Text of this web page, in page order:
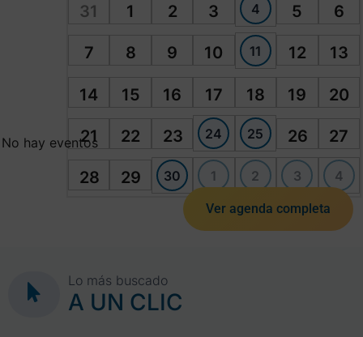
31 1 2 3 4 5 6
7 8 9 10 11 12 13
14 15 16 17 18 19 20
21 22 23 24 25 26 27
28 29 30 1 2 3 4
No hay eventos
Ver agenda completa
Lo más buscado
A UN CLIC